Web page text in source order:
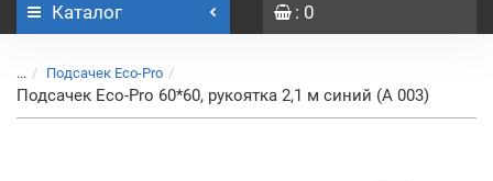
Каталог : 0
... Подсачек Eco-Pro
Подсачек Eco-Pro 60*60, рукоятка 2,1 м синий (А 003)